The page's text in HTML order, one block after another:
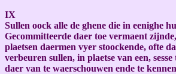
IX
Sullen oock alle de ghene die in eenighe
Gecommitteerde daer toe vermaent
plaetsen daermen vyer stoockende, ofte
verbeuren sullen, in plaetse van een,
daer van te waerschouwen ende te